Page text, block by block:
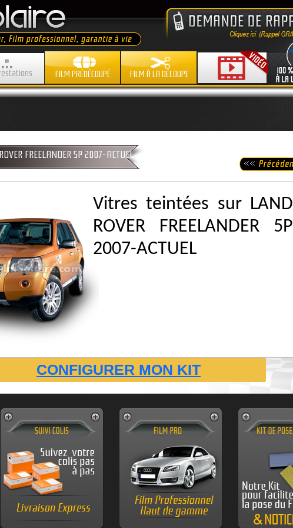
FILM PRÉDÉCOUPÉ FILM À LA DÉCOUPE
FREELANDER 5P 2007-ACTUEL
Vitres teintées sur LAND
ROVER FREELANDER 5P
2007-ACTUEL
CONFIGURER MON KIT